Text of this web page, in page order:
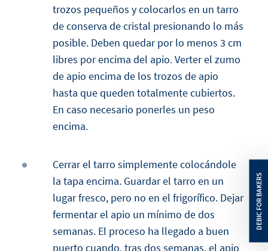
trozos pequeños y colocarlos en un tarro
de conserva de cristal presionando lo más
posible. Deben quedar por lo menos 3 cm
libres por encima del apio. Verter el zumo
de apio encima de los trozos de apio
hasta que queden totalmente cubiertos.
En caso necesario ponerles un peso
encima.
Cerrar el tarro simplemente colocándole
la tapa encima. Guardar el tarro en un
lugar fresco, pero no en el frigorífico. Dejar
fermentar el apio un mínimo de dos
semanas. El proceso ha llegado a buen
puerto cuando, tras dos semanas, el apio